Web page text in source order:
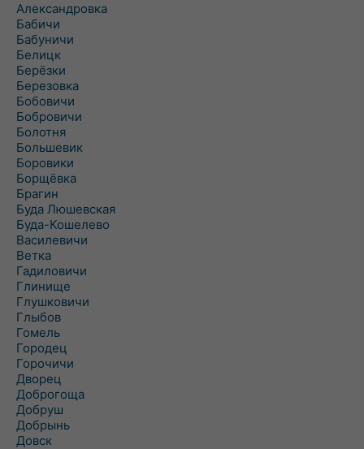
Александровка
Бабичи
Бабуничи
Белицк
Берёзки
Березовка
Бобовичи
Бобровичи
Болотня
Большевик
Боровики
Борщёвка
Брагин
Буда Люшевская
Буда-Кошелево
Василевичи
Ветка
Гадиловичи
Глинище
Глушковичи
Глыбов
Гомель
Городец
Горочичи
Дворец
Доброгоща
Добруш
Добрынь
Довск